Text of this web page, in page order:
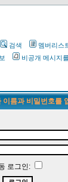
검색 멤버리스
비공개 메시지
이름과 비밀번호를
로그인: